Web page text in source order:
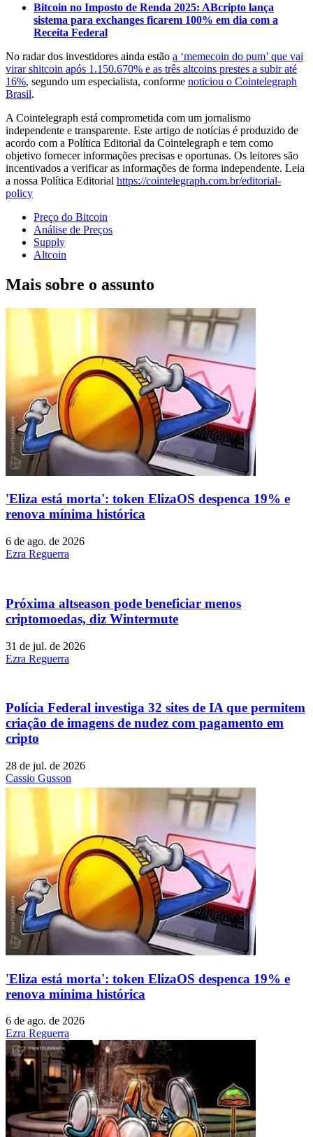
Bitcoin no Imposto de Renda 2025: ABcripto lança
sistema para exchanges ficarem 100% em dia com a
Receita Federal
No radar dos investidores ainda estão a ‘memecoin do pum’ que vai
virar shitcoin após 1.150.670% e as três altcoins prestes a subir até
16%, segundo um especialista, conforme noticiou o Cointelegraph
Brasil.
A Cointelegraph está comprometida com um jornalismo
independente e transparente. Este artigo de notícias é produzido de
acordo com a Política Editorial da Cointelegraph e tem como
objetivo fornecer informações precisas e oportunas. Os leitores são
incentivados a verificar as informações de forma independente. Leia
a nossa Política Editorial https://cointelegraph.com.br/editorial-
policy
Preço do Bitcoin
Análise de Preços
Supply
Altcoin
Mais sobre o assunto
'Eliza está morta': token ElizaOS despenca 19% e
renova mínima histórica
6 de ago. de 2026
Ezra Reguerra
Próxima altseason pode beneficiar menos
criptomoedas, diz Wintermute
31 de jul. de 2026
Ezra Reguerra
Polícia Federal investiga 32 sites de IA que permitem
criação de imagens de nudez com pagamento em
cripto
28 de jul. de 2026
Cassio Gusson
'Eliza está morta': token ElizaOS despenca 19% e
renova mínima histórica
6 de ago. de 2026
Ezra Reguerra